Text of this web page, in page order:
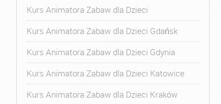
Kurs Animatora Zabaw dla Dzieci
Kurs Animatora Zabaw dla Dzieci Gdańsk
Kurs Animatora Zabaw dla Dzieci Gdynia
Kurs Animatora Zabaw dla Dzieci Katowice
Kurs Animatora Zabaw dla Dzieci Kraków